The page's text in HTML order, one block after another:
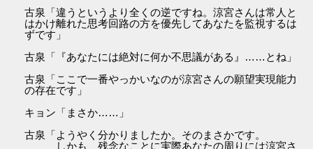
古泉「違うというより全くの逆ですね。涼宮さんは常人と
はかけ離れた思考回路の方を優先してあなたを監視するは
ずです」
古泉「『あなたには絶対に何か不思議がある』……とね」
古泉「ここで一番やっかいなのが涼宮さんの願望実現能力
の存在です」
キョン「まさか……」
古泉「ようやく分かりましたか。そのまさかです。
しかも、残念なことに実際あなたの周りには涼宮さ